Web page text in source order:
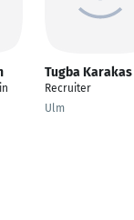
Tugba Karakas
Recruiter
Ulm